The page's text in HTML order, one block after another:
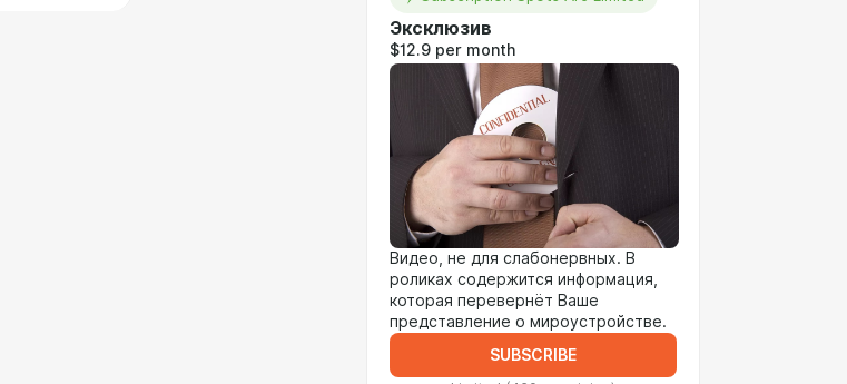
Эксклюзив
$12.9 per month
Видео, не для слабонервных. В
роликах содержится информация,
которая перевернёт Ваше
представление о мироустройстве.
SUBSCRIBE